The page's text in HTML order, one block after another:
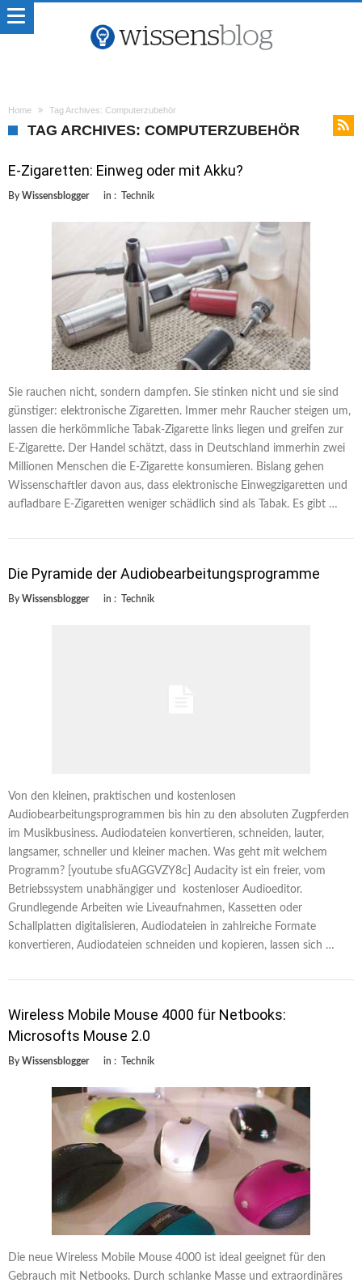
Home Tag Archives: Computerzubehör
TAG ARCHIVES: COMPUTERZUBEHÖR
E-Zigaretten: Einweg oder mit Akku?
By Wissensblogger in : Technik
Sie rauchen nicht, sondern dampfen. Sie stinken nicht und sie sind
günstiger: elektronische Zigaretten. Immer mehr Raucher steigen um,
lassen die herkömmliche Tabak-Zigarette links liegen und greifen zur
E-Zigarette. Der Handel schätzt, dass in Deutschland immerhin zwei
Millionen Menschen die E-Zigarette konsumieren. Bislang gehen
Wissenschaftler davon aus, dass elektronische Einwegzigaretten und
aufladbare E-Zigaretten weniger schädlich sind als Tabak. Es gibt …
Die Pyramide der Audiobearbeitungsprogramme
By Wissensblogger in : Technik
Von den kleinen, praktischen und kostenlosen
Audiobearbeitungsprogrammen bis hin zu den absoluten Zugpferden
im Musikbusiness. Audiodateien konvertieren, schneiden, lauter,
langsamer, schneller und kleiner machen. Was geht mit welchem
Programm? [youtube sfuAGGVZY8c] Audacity ist ein freier, vom
Betriebssystem unabhängiger und kostenloser Audioeditor.
Grundlegende Arbeiten wie Liveaufnahmen, Kassetten oder
Schallplatten digitalisieren, Audiodateien in zahlreiche Formate
konvertieren, Audiodateien schneiden und kopieren, lassen sich …
Wireless Mobile Mouse 4000 für Netbooks:
Microsofts Mouse 2.0
By Wissensblogger in : Technik
Die neue Wireless Mobile Mouse 4000 ist ideal geeignet für den
Gebrauch mit Netbooks. Durch schlanke Masse und extraordinäres